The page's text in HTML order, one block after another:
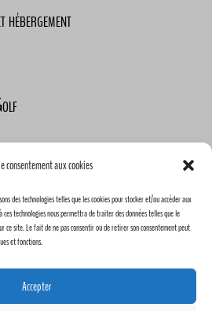
consentement aux cookies
des technologies telles que les cookies pour stocker et/ou accéder aux
technologies nous permettra de traiter des données telles que le
ce site. Le fait de ne pas consentir ou de retirer son consentement peut
et fonctions.
Accepter